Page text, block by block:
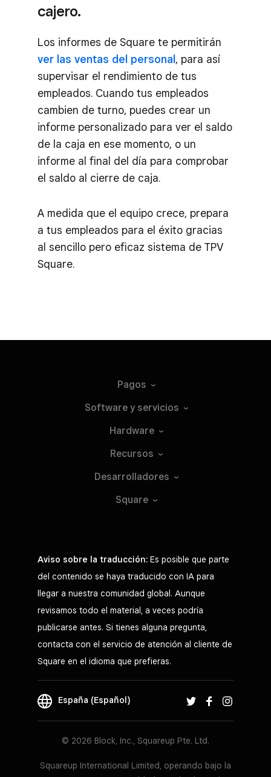
cajero.
Los informes de Square te permitirán
ver las ventas del personal, para así
supervisar el rendimiento de tus
empleados. Cuando tus empleados
cambien de turno, puedes crear un
informe personalizado para ver el saldo
de la caja en ese momento, o un
informe al final del día para comprobar
el saldo al cierre de caja.
A medida que el equipo crece, prepara
a tus empleados para el éxito gracias
al sencillo pero eficaz sistema de TPV
Square.
Pagos
Software y servicios
Hardware
Recursos
Desarrolladores
Square
Aviso sobre la traducción: Es posible que parte
del contenido se haya traducido con IA para
llegar a nuestra comunidad global. Aunque
revisamos todo el material, a veces podría
publicarse antes. Si tienes alguna pregunta,
contacta con el servicio de atención al cliente de
Square en el idioma que prefieras.
España (Español)
© 2026 Block, Inc., Squareup Pte. Ltd.
Squareup International Limited, operando bajo la